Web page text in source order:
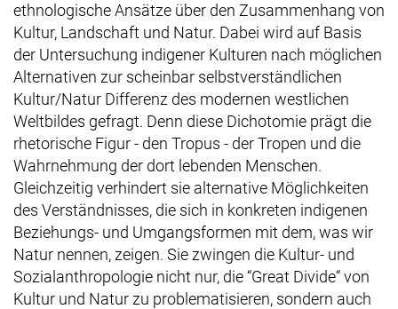
ethnologische Ansätze über den Zusammenhang von
Kultur, Landschaft und Natur. Dabei wird auf Basis
der Untersuchung indigener Kulturen nach möglichen
Alternativen zur scheinbar selbstverständlichen
Kultur/Natur Differenz des modernen westlichen
Weltbildes gefragt. Denn diese Dichotomie prägt die
rhetorische Figur - den Tropus - der Tropen und die
Wahrnehmung der dort lebenden Menschen.
Gleichzeitig verhindert sie alternative Möglichkeiten
des Verständnisses, die sich in konkreten indigenen
Beziehungs- und Umgangsformen mit dem, was wir
Natur nennen, zeigen. Sie zwingen die Kultur- und
Sozialanthropologie nicht nur, die “Great Divide“ von
Kultur und Natur zu problematisieren, sondern auch